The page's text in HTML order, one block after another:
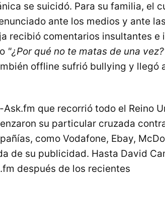
se suicidó. Para su familia, el
ante los medios y ante las
recibió comentarios insultantes e
"¿Por qué no te matas de una
offline sufrió bullying y llegó
que recorrió todo el Reino
su particular cruzada
como Vodafone, Ebay,
de su publicidad. Hasta David
después de los recientes